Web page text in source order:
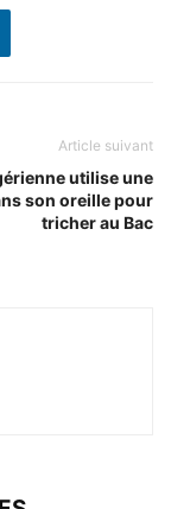
Article suivant
utilise une
son oreille pour
tricher au Bac